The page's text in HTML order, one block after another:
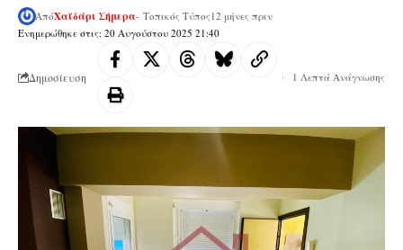
Ενημερώθηκε στις: 20 Αυγούστου 2025 21:40
ΑπόΧαϊδάρι Σήμερα- Τοπικός Τύπος 12 μήνες πριν
Δημοσίευση 1 Λεπτά Ανάγνωσης